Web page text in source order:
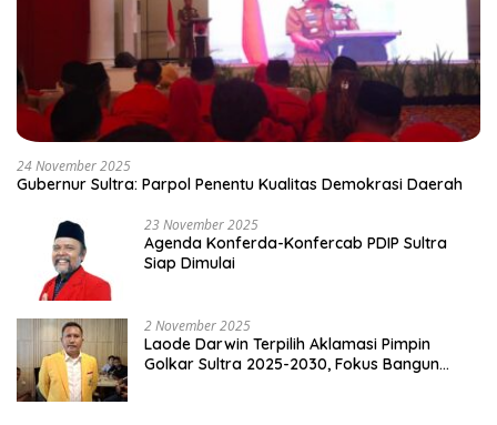
24 November 2025
Gubernur Sultra: Parpol Penentu Kualitas Demokrasi Daerah
23 November 2025
Agenda Konferda-Konfercab PDIP Sultra
Siap Dimulai
2 November 2025
Laode Darwin Terpilih Aklamasi Pimpin
Golkar Sultra 2025-2030, Fokus Bangun